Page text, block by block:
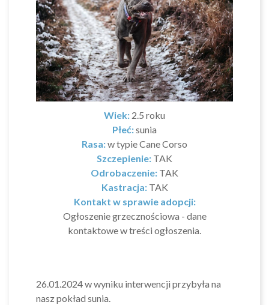
Wiek: 2.5 roku
Płeć:sunia
Rasa:w typie Cane Corso
Szczepienie: TAK
Odrobaczenie: TAK
Kastracja:TAK
Kontakt w sprawie adopcji:
Ogłoszenie grzecznościowa - dane
kontaktowe w treści ogłoszenia.
26.01.2024 w wyniku interwencji przybyła na
nasz pokład sunia.